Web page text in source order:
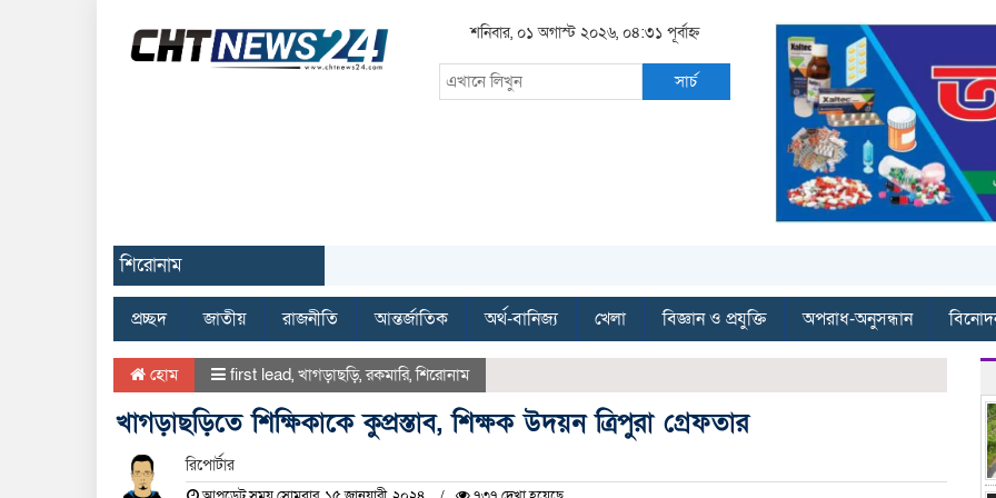
শনিবার, ০১ অগাস্ট ২০২৬, ০৪:৩১ পূর্বাহ্ন
সার্চ
শিরোনাম
প্রচ্ছদ জাতীয় রাজনীতি আন্তর্জাতিক অর্থ-বানিজ্য খেলা বিজ্ঞান ও প্রযুক্তি অপরাধ-অনুসন্ধান
হোম first lead, খাগড়াছড়ি,রকমারি,শিরোনাম
খাগড়াছড়িতে শিক্ষিকাকে কুপ্রস্তাব, শিক্ষক উদয়ন ত্রিপুরা গ্রেফতার
রিপোর্টার